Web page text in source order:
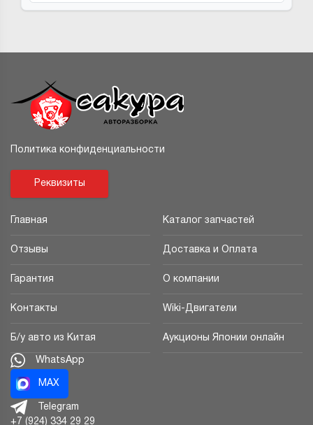
Политика конфиденциальности
Реквизиты
Главная Каталог запчастей
Отзывы Доставка и Оплата
Гарантия О компании
Контакты Wiki-Двигатели
Б/у авто из Китая Аукционы Японии онлайн
WhatsApp
MAX
Telegram
+7 (924) 334 29 29